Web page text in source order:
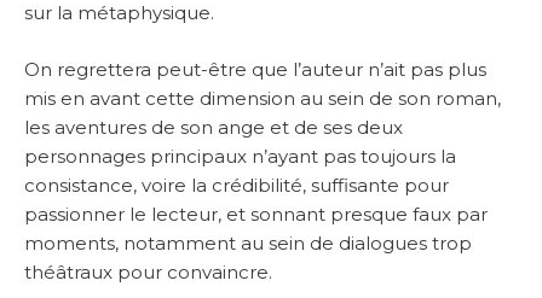
sur la métaphysique.
On regrettera peut-être que l’auteur n’ait pas plus
mis en avant cette dimension au sein de son roman,
les aventures de son ange et de ses deux
personnages principaux n’ayant pas toujours la
consistance, voire la crédibilité, suffisante pour
passionner le lecteur, et sonnant presque faux par
moments, notamment au sein de dialogues trop
théâtraux pour convaincre.